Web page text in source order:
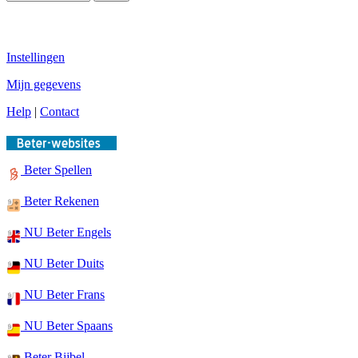
Instellingen
Mijn gegevens
Help | Contact
Beter Spellen
Beter Rekenen
NU Beter Engels
NU Beter Duits
NU Beter Frans
NU Beter Spaans